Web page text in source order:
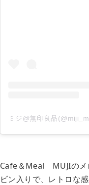
ミジ@無印良品
Cafe＆Meal MUJIのメ
ビン入りで、レトロな